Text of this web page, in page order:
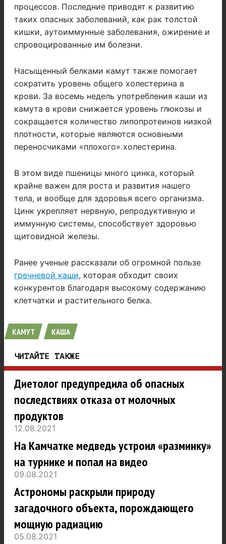
процессов. Последние приводят к развитию
таких опасных заболеваний, как рак толстой
кишки, аутоиммунные заболевания, ожирение и
спровоцированные им болезни.
Насыщенный белками камут также помогает
сократить уровень общего холестерина в
крови. За восемь недель употребления каши из
камута в крови снижается уровень глюкозы и
сокращается количество липопротеинов низкой
плотности, которые являются основными
переносчиками «плохого» холестерина.
В этом виде пшеницы много цинка, который
крайне важен для роста и развития нашего
тела, и вообще для здоровья всего организма.
Цинк укрепляет нервную, репродуктивную и
иммунную системы, способствует здоровью
щитовидной железы.
Ранее ученые рассказали об огромной пользе
гречневой каши, которая обходит своих
конкурентов благодаря высокому содержанию
клетчатки и растительного белка.
КАМУТ КАША
ЧИТАЙТЕ ТАКЖЕ
Диетолог предупредила об опасных
последствиях отказа от молочных
продуктов
12.08.2021
На Камчатке медведь устроил «разминку»
на турнике и попал на видео
09.08.2021
Астрономы раскрыли природу
загадочного объекта, порождающего
мощную радиацию
05.08.2021